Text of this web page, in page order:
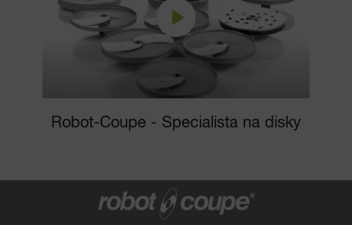
Robot-Coupe - Specialista na disky